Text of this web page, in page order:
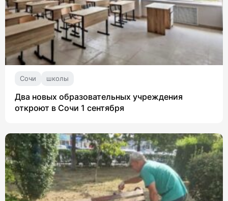
Сочи школы
Два новых образовательных учреждения
откроют в Сочи 1 сентября